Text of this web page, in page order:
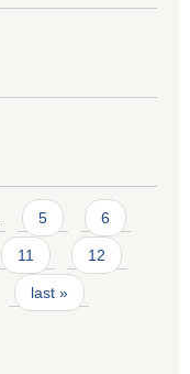
5 6
11 12
last »